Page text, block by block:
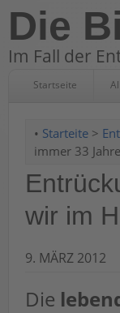
Die
Im Fall der
Startseite
• Starteite >
immer 33
wir im
9. MÄRZ 2012
Die